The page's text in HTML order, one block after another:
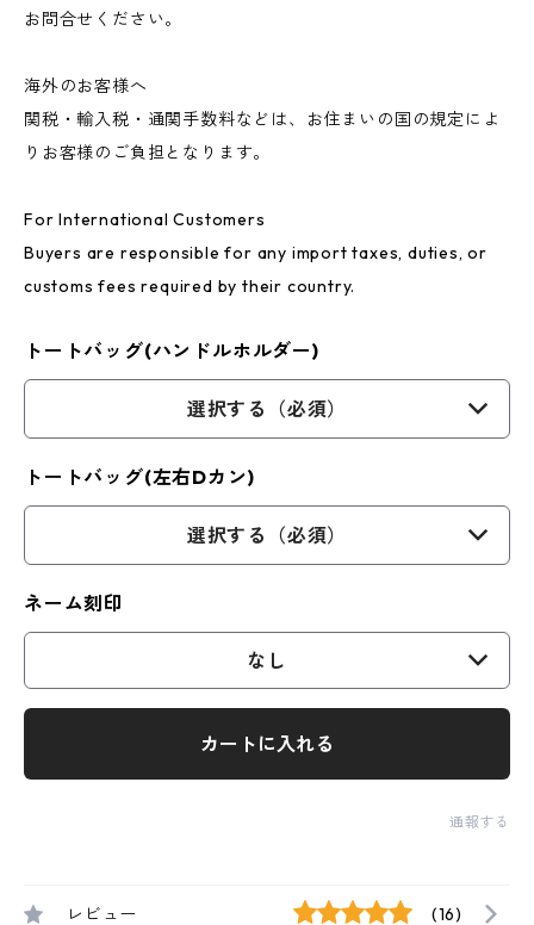
お問合せください。
海外のお客様へ
関税・輸入税・通関手数料などは、お住まいの国の規定によ
りお客様のご負担となります。
For International Customers
Buyers are responsible for any import taxes, duties, or
customs fees required by their country.
トートバッグ(ハンドルホルダー)
選択する（必須）
トートバッグ(左右Dカン)
選択する（必須）
ネーム刻印
なし
カートに入れる
通報する
レビュー (16)